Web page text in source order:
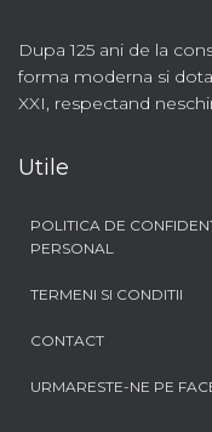
Dupa 125 ani de la
forma moderna si
XXI, respectand
Utile
POLITICA DE
PERSONAL
TERMENI SI CONDITII
CONTACT
URMARESTE-NE PE